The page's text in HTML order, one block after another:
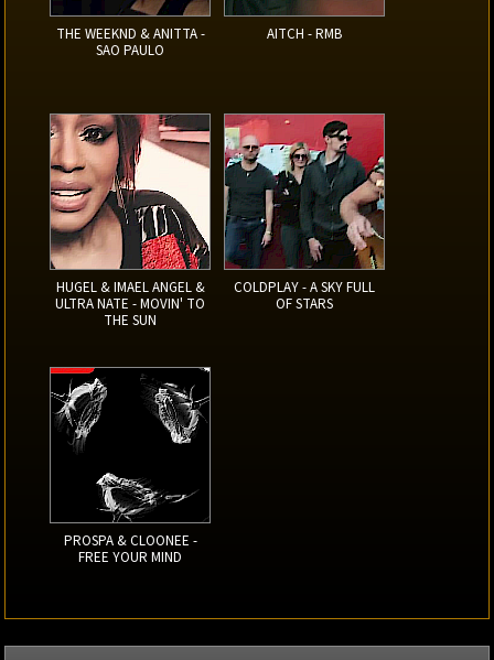
THE WEEKND & ANITTA -
SAO PAULO
AITCH - RMB
HUGEL & IMAEL ANGEL &
ULTRA NATE - MOVIN' TO
THE SUN
COLDPLAY - A SKY FULL
OF STARS
PROSPA & CLOONEE -
FREE YOUR MIND